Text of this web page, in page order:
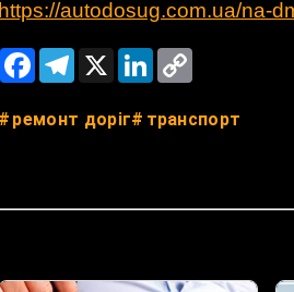
https://autodosug.com.ua/na-
FacebookTelegram
X LinkedIn
ремонт доріг транспорт